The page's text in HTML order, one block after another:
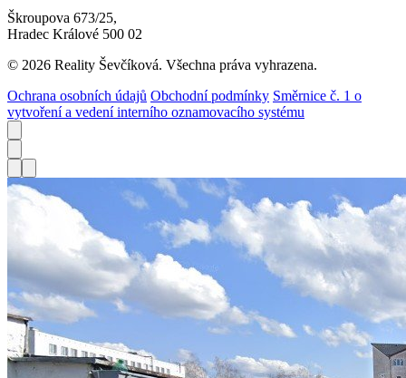
Škroupova 673/25,
Hradec Králové 500 02
© 2026 Reality Ševčíková. Všechna práva vyhrazena.
Ochrana osobních údajů Obchodní podmínky Směrnice č. 1 o
vytvoření a vedení interního oznamovacího systému